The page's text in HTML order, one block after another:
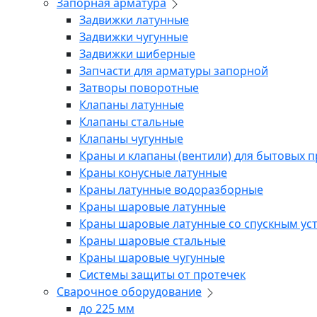
Запорная арматура
Задвижки латунные
Задвижки чугунные
Задвижки шиберные
Запчасти для арматуры запорной
Затворы поворотные
Клапаны латунные
Клапаны стальные
Клапаны чугунные
Краны и клапаны (вентили) для бытовых
Краны конусные латунные
Краны латунные водоразборные
Краны шаровые латунные
Краны шаровые латунные со спускным
Краны шаровые стальные
Краны шаровые чугунные
Системы защиты от протечек
Сварочное оборудование
до 225 мм